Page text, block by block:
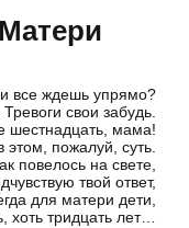
все ждешь упрямо?
свои забудь.
шестнадцать, мама!
пожалуй, суть.
повелось на свете,
твой ответ,
для матери дети,
хоть тридцать лет…